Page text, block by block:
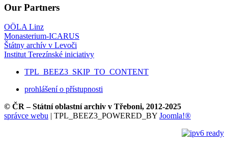
Our Partners
OÖLA Linz
Monasterium-ICARUS
Štátny archív v Levoči
Institut Terezínské iniciativy
TPL_BEEZ3_SKIP_TO_CONTENT
prohlášení o přístupnosti
© ČR – Státní oblastní archiv v Třeboni, 2012-2025
správce webu | TPL_BEEZ3_POWERED_BY Joomla!®